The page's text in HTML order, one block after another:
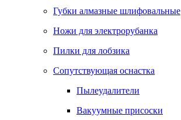
Губки алмазные шлифовальные
Ножи для электрорубанка
Пилки для лобзика
Сопутствующая оснастка
Пылеудалители
Вакуумные присоски